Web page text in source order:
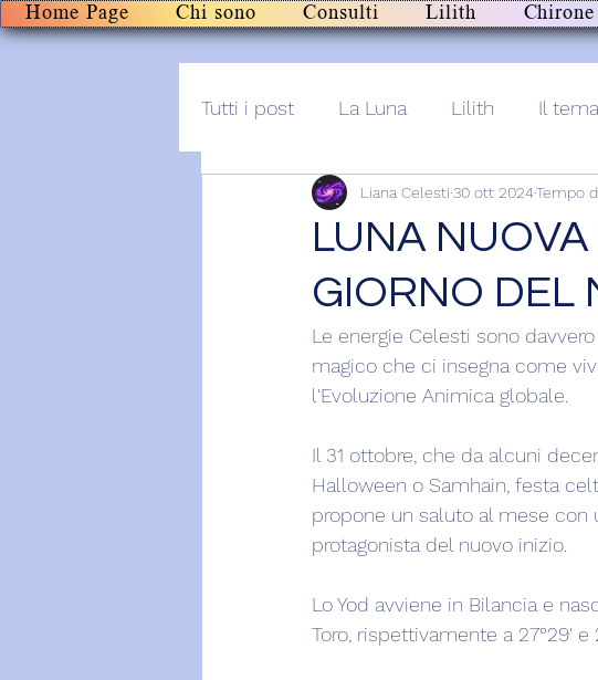
Home Page Chi sono Consulti Lilith Chirone
Tutti i post La Luna Lilith Il
Post+audio Lilith+
LUNA NUOVA
GIORNO DEL
Liana Celesti 30 ott 2024Tempo
Le energie Celesti sono
magico che ci insegna come
l'Evoluzione Animica globale.
Il 31 ottobre, che da alcuni
Halloween o Samhain, festa
propone un saluto al mese con
protagonista del nuovo inizio.
Lo Yod avviene in Bilancia e
Toro, rispettivamente a 27°29' e